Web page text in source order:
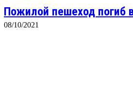
Пожилой пешеход погиб
08/10/2021